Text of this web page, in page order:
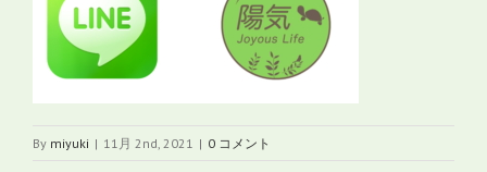
By miyuki | 11月 2nd, 2021 | 0 コメント